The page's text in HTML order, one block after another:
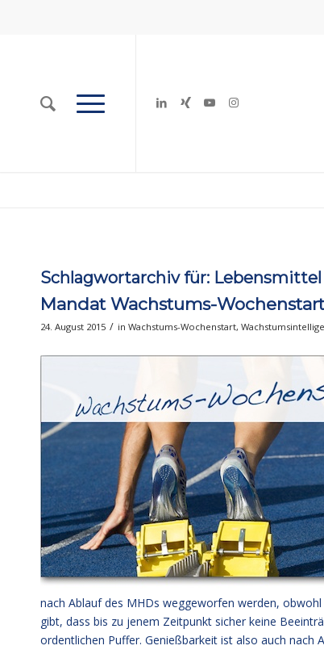
Schlagwortarchiv für: Lebensmittel
Mandat Wachstums-
24. August 2015 / in Wachstums-Wochenstart,
nach Ablauf des MHDs weggeworfen werden,
gibt, dass bis zu jenem Zeitpunkt sicher keine
ordentlichen Puffer. Genießbarkeit ist also auch nach